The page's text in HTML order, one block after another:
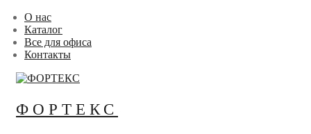
Перейти
содержимому
Меню
Закрыть
О нас
Каталог
Все для офиса
Контакты
ФОРТЕКС